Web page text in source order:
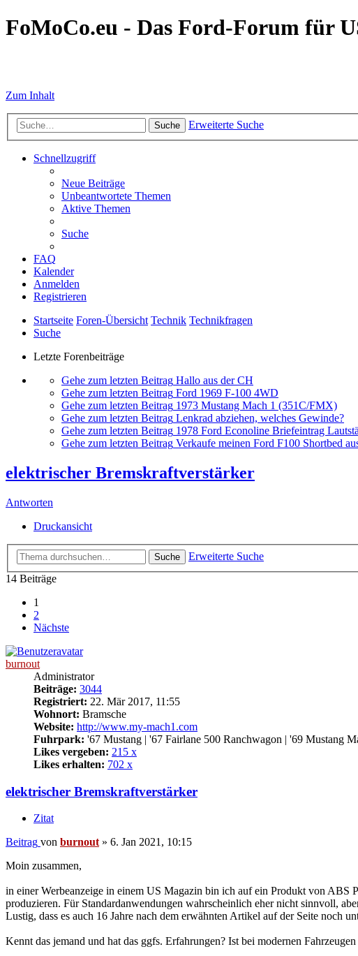
FoMoCo.eu - Das Ford-Forum für
Zum Inhalt
Suche Erweiterte Suche
Schnellzugriff
Neue Beiträge
Unbeantwortete Themen
Aktive Themen
Suche
FAQ
Kalender
Anmelden
Registrieren
Startseite Foren-Übersicht Technik Technikfragen
Suche
Letzte Forenbeiträge
Gehe zum letzten Beitrag Hallo aus der CH
Gehe zum letzten Beitrag Ford 1969 F-100 4WD
Gehe zum letzten Beitrag 1973 Mustang Mach 1 (351C/FMX)
Gehe zum letzten Beitrag Lenkrad abziehen, welches Gewinde?
Gehe zum letzten Beitrag 1978 Ford Econoline Briefeintrag
Gehe zum letzten Beitrag Verkaufe meinen Ford F100 Shortbed
elektrischer Bremskraftverstärker
Antworten
Druckansicht
Suche
Erweiterte Suche
14 Beiträge
1
2
Nächste
burnout
Administrator
Beiträge: 3044
Registriert: 22. Mär 2017, 11:55
Wohnort: Bramsche
Website: http://www.my-mach1.com
Fuhrpark: '67 Mustang | '67 Fairlane 500 Ranchwagon | '69 Mustang
Likes vergeben: 215 x
Likes erhalten: 702 x
elektrischer Bremskraftverstärker
Zitat
Beitrag von burnout » 6. Jan 2021, 10:15
Moin zusammen,
in einer Werbeanzeige in einem US Magazin bin ich auf ein Produkt von
produzieren. Für Standardanwendungen wahrscheinlich eher nicht sinnvoll,
Lustig, dass es auch 16 Jahre nach dem erwähnten Artikel auf der Seite noch
Kennt das jemand und hat das ggfs. Erfahrungen? Ist bei modernen